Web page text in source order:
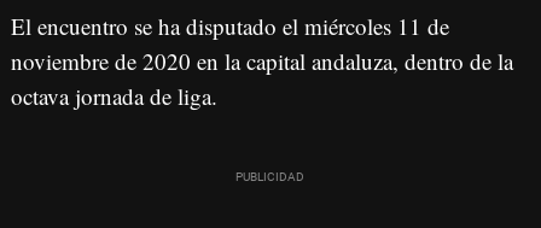
El encuentro se ha disputado el miércoles 11 de
noviembre de 2020 en la capital andaluza, dentro de la
octava jornada de liga.